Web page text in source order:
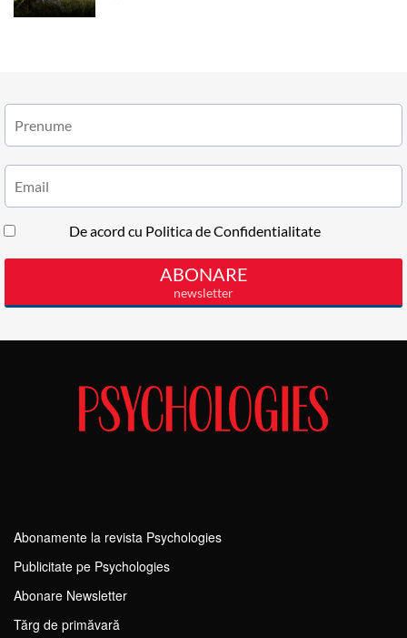
Abonamente la revista Psychologies
Publicitate pe Psychologies
Abonare Newsletter
Tărg de primăvară